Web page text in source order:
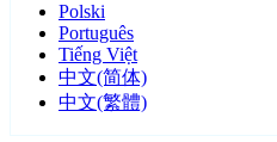
Polski
Português
Tiếng Việt
中文(简体)
中文(繁體)